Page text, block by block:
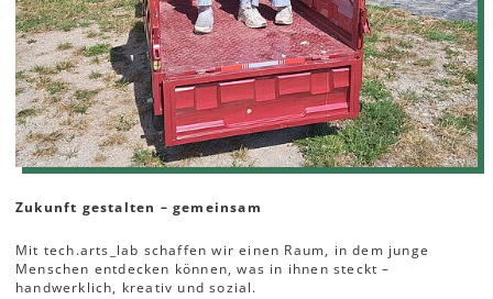
Zukunft gestalten – gemeinsam
Mit tech.arts_lab schaffen wir einen Raum, in dem junge
Menschen entdecken können, was in ihnen steckt –
handwerklich, kreativ und sozial.